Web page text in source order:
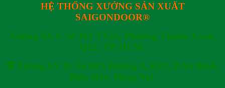
HỆ THỐNG XƯỞNG SẢN XUẤT
SAIGONDOOR®
Xưởng SX I: Số 361 TX25, Phường Thạnh Xuân,
Q12, TP. HCM.
Xưởng SX II: Số 60/3 Đường 9, KP2, P.An Bình,
Biên Hòa, Đồng Nai.